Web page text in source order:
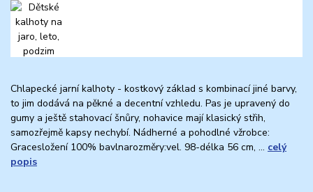
Chlapecké jarní kalhoty - kostkový základ s kombinací jiné barvy,
to jim dodává na pěkné a decentní vzhledu. Pas je upravený do
gumy a ještě stahovací šnůry, nohavice mají klasický střih,
samozřejmě kapsy nechybí. Nádherné a pohodlné vžrobce:
Gracesložení 100% bavlnarozměry:vel. 98-délka 56 cm, ... celý
popis